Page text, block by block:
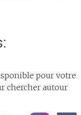
pour votre
chercher autour